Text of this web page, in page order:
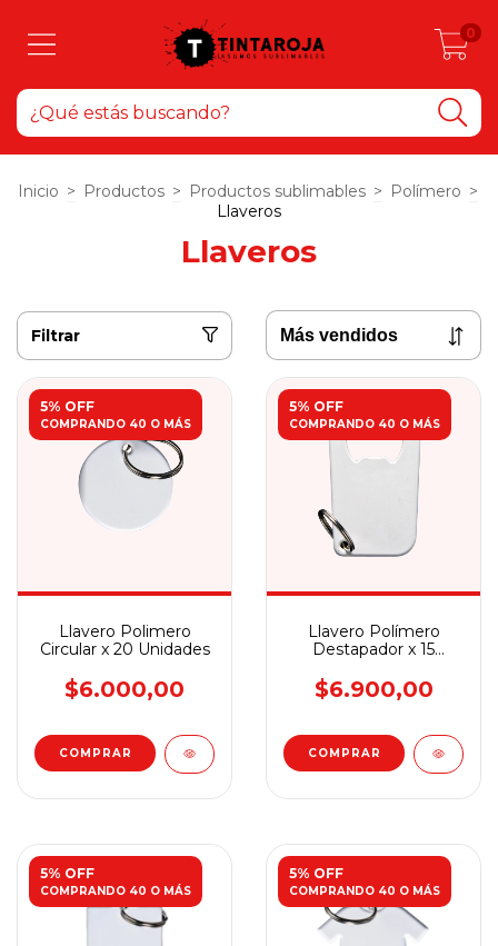
0
Inicio > Productos > Productos sublimables > Polímero >
Llaveros
Llaveros
Filtrar
5% OFF
COMPRANDO 40 O MÁS
Llavero Polimero
Circular x 20 Unidades
$6.000,00
5% OFF
COMPRANDO 40 O MÁS
Llavero Polímero
Destapador x 15
$6.900,00
5% OFF
COMPRANDO 40 O MÁS
5% OFF
COMPRANDO 40 O MÁS